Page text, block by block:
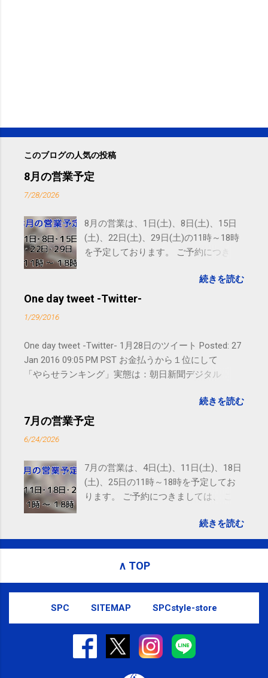
このブログの人気の投稿
8月の営業予定
7/28/2026
8月の営業は、1日(土)、8日(土)、15日
(土)、22日(土)、29日(土)の11時～18時
を予定しております。 ご予約につきま
す。 電話に出られないことがあります
ので、ご予約、お問い合わせは
続きを読む
One day tweet -Twitter-
1/29/2016
One day tweet -Twitter- 1月28日のツイート Posted: 27
Jan 2016 09:05 PM PST お金払うから１位にして
「やらせランキング」実態は：朝日新聞デジタル
to email updates from サクマフィジカルコンディショ
ニング(@SPCstyle) - Twilog . To stop receiving these
powered by Google Google Inc., 1600 Amphitheatre
Parkway, Mountain View, CA 94043, United States
続きを読む
7月の営業予定
6/24/2026
7月の営業は、4日(土)、11日(土)、18日
(土)、25日の11時～18時を予定してお
ります。 ご予約につきましては、 こち
れないことがありますので、ご予約、
お問い合わせはSMS（ショートメッセ
続きを読む
∧ TOP
SPC SITEMAP SPCstyle-store